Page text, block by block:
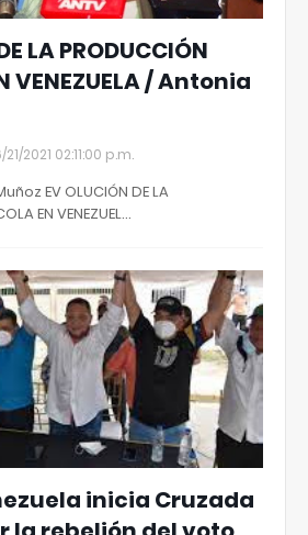
LA PRODUCCIÓN
VENEZUELA / Antonia
21/2021 02:11:00 p.m.
EV OLUCIÓN DE LA
EN VENEZUEL…
inicia Cruzada